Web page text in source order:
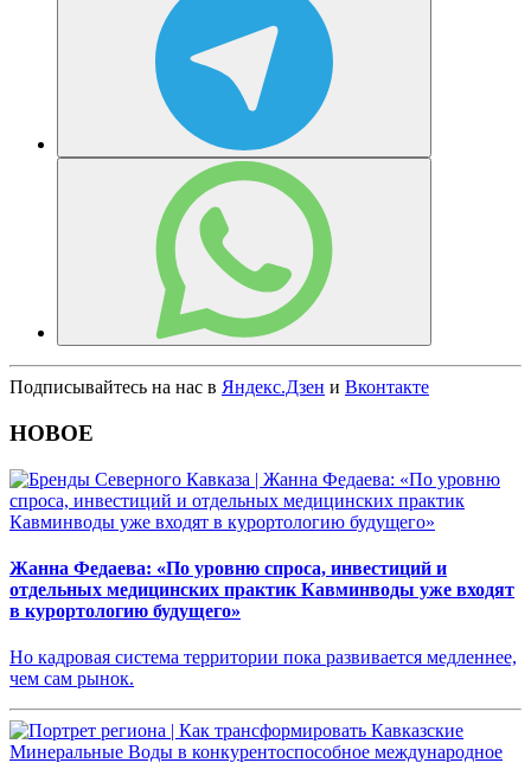
Подписывайтесь на нас в Яндекс.Дзен и Вконтакте
НОВОЕ
Жанна Федаева: «По уровню спроса, инвестиций и
отдельных медицинских практик Кавминводы уже входят
в курортологию будущего»
Но кадровая система территории пока развивается медленнее,
чем сам рынок.